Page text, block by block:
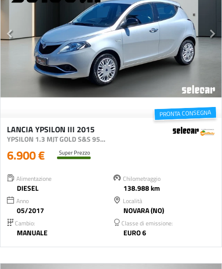
PRONTA CONSEGNA
LANCIA YPSILON III 2015
YPSILON 1.3 MJT GOLD S&S 95CV
6.900 € Super Prezzo
Alimentazione
DIESEL
Chilometraggio
138.988 km
Anno
05/2017
Località
NOVARA (NO)
Cambio:
MANUALE
Classe di emissione:
EURO 6